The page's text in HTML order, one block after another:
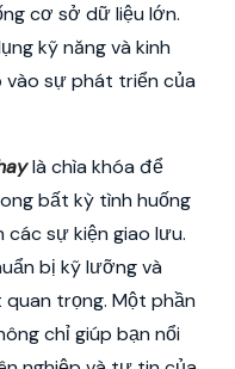
cơ sở dữ liệu lớn.
kỹ năng và kinh
vào sự phát triển của
là chìa khóa để
bất kỳ tình huống
các sự kiện giao lưu.
bị kỹ lưỡng và
trọng. Một phần
chỉ giúp bạn nổi